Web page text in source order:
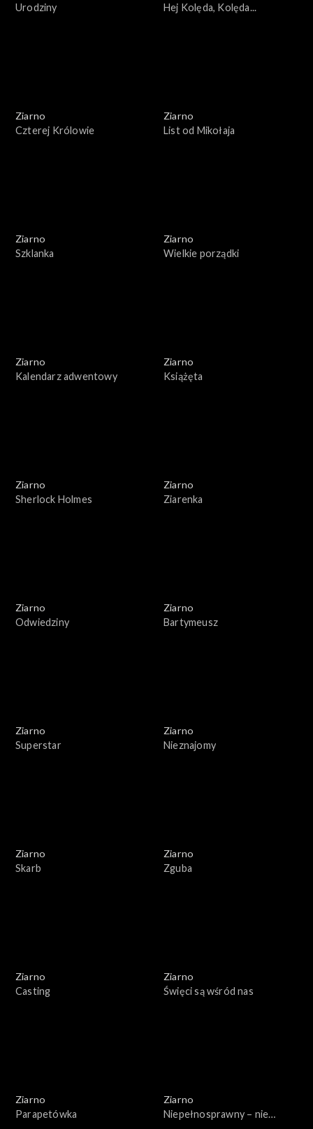
Urodziny
Hej Kolęda, Kolęda...
Ziarno
Czterej Królowie
Ziarno
List od Mikołaja
Ziarno
Szklanka
Ziarno
Wielkie porządki
Ziarno
Kalendarz adwentowy
Ziarno
Książęta
Ziarno
Sherlock Holmes
Ziarno
Ziarenka
Ziarno
Odwiedziny
Ziarno
Bartymeusz
Ziarno
Superstar
Ziarno
Nieznajomy
Ziarno
Skarb
Ziarno
Zguba
Ziarno
Casting
Ziarno
Święci są wśród nas
Ziarno
Parapetówka
Ziarno
Niepełnosprawny – nie